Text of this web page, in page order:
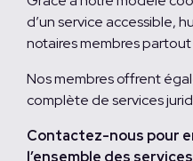
d’un service accessible,
notaires membres
Nos membres offrent
complète de services
Contactez-nous pour
l’ensemble des